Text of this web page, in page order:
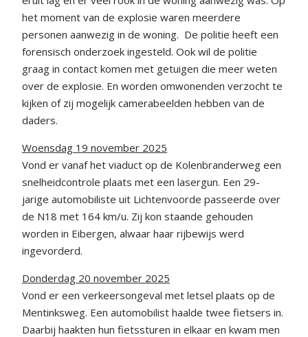
het moment van de explosie waren meerdere
personen aanwezig in de woning. De politie heeft een
forensisch onderzoek ingesteld. Ook wil de politie
graag in contact komen met getuigen die meer weten
over de explosie. En worden omwonenden verzocht te
kijken of zij mogelijk camerabeelden hebben van de
daders.
Woensdag 19 november 2025
Vond er vanaf het viaduct op de Kolenbranderweg een
snelheidcontrole plaats met een lasergun. Een 29-
jarige automobiliste uit Lichtenvoorde passeerde over
de N18 met 164 km/u. Zij kon staande gehouden
worden in Eibergen, alwaar haar rijbewijs werd
ingevorderd.
Donderdag 20 november 2025
Vond er een verkeersongeval met letsel plaats op de
Mentinksweg. Een automobilist haalde twee fietsers in.
Daarbij haakten hun fietssturen in elkaar en kwam men